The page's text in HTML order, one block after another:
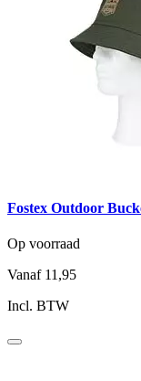
Fostex Outdoor
Op voorraad
Vanaf 11,95
Incl. BTW